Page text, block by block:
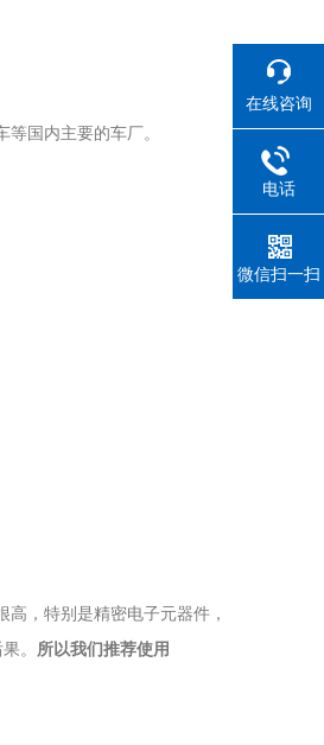
国内主要的车厂。
，特别是精密电子元器件，
。 所以我们推荐使用
在线咨询
电话
微信扫一扫